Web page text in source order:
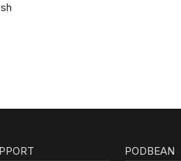
PODBEAN